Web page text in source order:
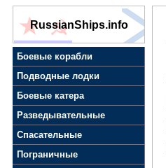
RussianShips.info
Боевые корабли
Подводные лодки
Боевые катера
Разведывательные
Спасательные
Пограничные